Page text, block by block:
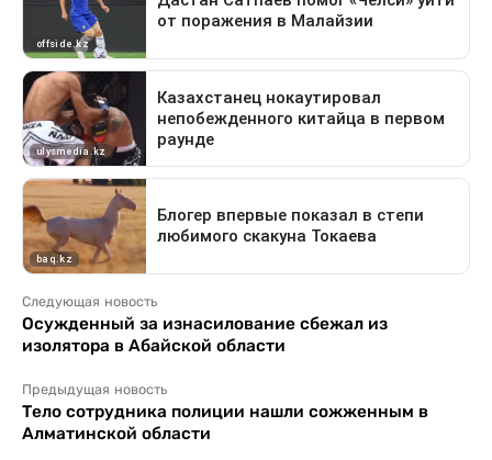
Следующая новость
Осужденный за изнасилование сбежал из
изолятора в Абайской области
Предыдущая новость
Тело сотрудника полиции нашли сожженным в
Алматинской области